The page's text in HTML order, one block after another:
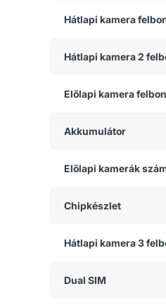
Hátlapi kamera
Hátlapi kamera 2
Előlapi kamera
Akkumulátor
Előlapi kamerák
Chipkészlet
Hátlapi kamera 3
Dual SIM